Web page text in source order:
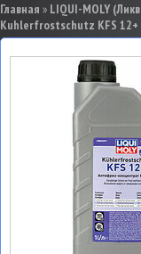
Главная » LIQUI-MOLY
Kuhlerfrostschutz KFS 12+